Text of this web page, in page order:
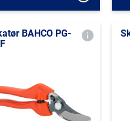
BAHCO PG-